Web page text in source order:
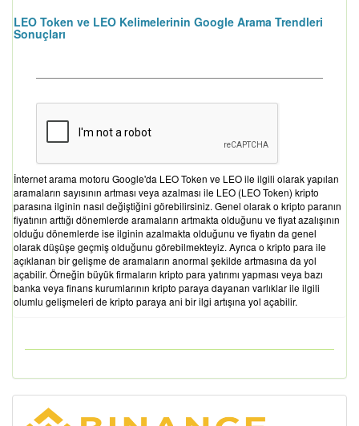
LEO Token ve LEO Kelimelerinin Google Arama Trendleri
Sonuçları
İnternet arama motoru Google'da LEO Token ve LEO ile ilgili olarak yapılan
aramaların sayısının artması veya azalması ile LEO (LEO Token) kripto
parasına ilginin nasıl değiştiğini görebilirsiniz. Genel olarak o kripto paranın
fiyatının arttığı dönemlerde aramaların artmakta olduğunu ve fiyat azalışının
olduğu dönemlerde ise ilginin azalmakta olduğunu ve fiyatın da genel
olarak düşüşe geçmiş olduğunu görebilmekteyiz. Ayrıca o kripto para ile
açıklanan bir gelişme de aramaların anormal şekilde artmasına da yol
açabilir. Örneğin büyük firmaların kripto para yatırımı yapması veya bazı
banka veya finans kurumlarının kripto paraya dayanan varlıklar ile ilgili
olumlu gelişmeleri de kripto paraya ani bir ilgi artışına yol açabilir.